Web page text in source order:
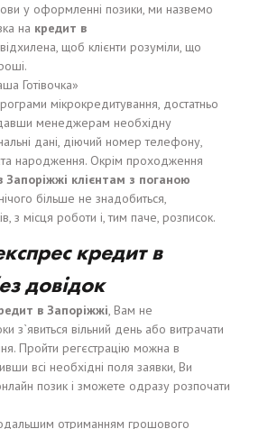
у оформленні позики, ми назвемо
на кредит в
щоб клієнти розуміли, що
Готівочка»
мікрокредитування, достатньо
менеджерам необхідну
дані, діючий номер телефону,
народження. Окрім проходження
Запоріжжі клієнтам з поганою
нічого більше не знадобиться,
з місця роботи і, тим паче, розписок.
кспрес кредит в
довідок
в Запоріжжі, Вам не
з`явиться вільний день або витрачати
Пройти регєстрацію можна в
всі необхідні поля заявки, Ви
позик і зможете одразу розпочати
отриманням грошового